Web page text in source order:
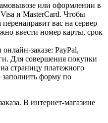
или оформлении в
и MasterCard. Чтобы
вас на сервер
ввести номер карты, срок
заказе: PayPal,
Для совершения покупки
страницу платежного
заполнить форму по
В интернет-магазине